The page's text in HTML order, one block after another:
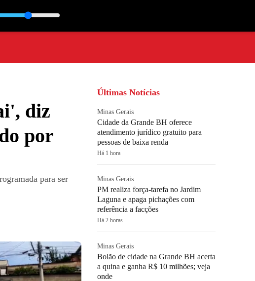
diz
por
para ser
Últimas Notícias
Minas Gerais
Cidade da Grande BH oferece
atendimento jurídico gratuito para
pessoas de baixa renda
Há 1 hora
Minas Gerais
PM realiza força-tarefa no Jardim
Laguna e apaga pichações com
referência a facções
Há 2 horas
Minas Gerais
Bolão de cidade na Grande BH acerta
a quina e ganha R$ 10 milhões; veja
onde